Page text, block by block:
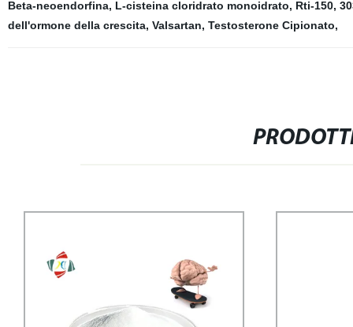
Beta-neoendorfina, L-cisteina cloridrato monoidrato, Rti-150,
dell'ormone della crescita, Valsartan, Testosterone Cipionato,